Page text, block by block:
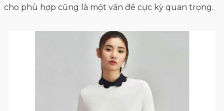
cho phù hợp cũng là một vấn đề cực kỳ quan trọng.